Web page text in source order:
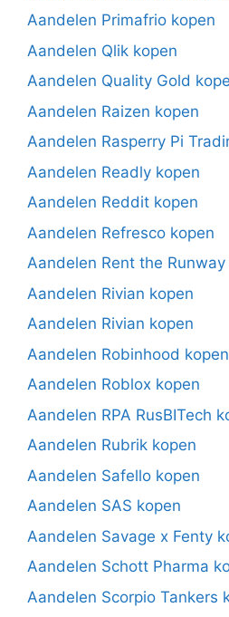
Aandelen Primafrio kopen
Aandelen Qlik kopen
Aandelen Quality Gold
Aandelen Raizen kopen
Aandelen Rasperry Pi
Aandelen Readly kopen
Aandelen Reddit kopen
Aandelen Refresco kopen
Aandelen Rent the Runway
Aandelen Rivian kopen
Aandelen Rivian kopen
Aandelen Robinhood
Aandelen Roblox kopen
Aandelen RPA RusBITech
Aandelen Rubrik kopen
Aandelen Safello kopen
Aandelen SAS kopen
Aandelen Savage x Fenty
Aandelen Schott Pharma
Aandelen Scorpio Tankers